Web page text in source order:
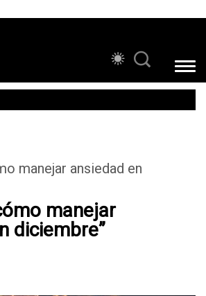
manejar ansiedad en
manejar
diciembre”